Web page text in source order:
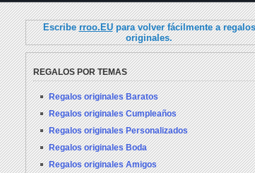
Escriberroo.EUpara volver fácilmente a regalos
originales.
REGALOS POR TEMAS
Regalos originales Baratos
Regalos originales Cumpleaños
Regalos originales Personalizados
Regalos originales Boda
Regalos originales Amigos